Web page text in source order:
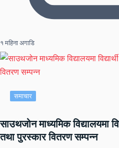
१ महिना अगाडि
समाचार
साउथजोन माध्यमिक विद्यालयमा
तथा पुरस्कार वितरण सम्पन्न